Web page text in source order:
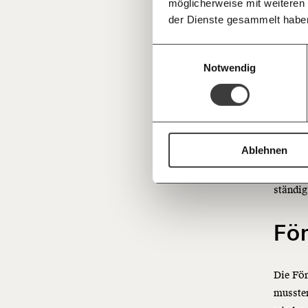
möglicherweise mit
der Dienste gesammelt
Notwendig
Ablehnen
Deine Spende absetzen:Fragen und
Um
Die
Die